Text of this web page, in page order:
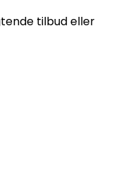
tilbud eller